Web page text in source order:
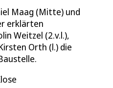
Maag (Mitte) und
erklärten
Weitzel (2.v.l.),
Orth (l.) die